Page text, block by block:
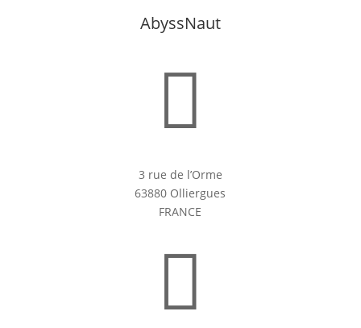
AbyssNaut

3 rue de l’Orme
63880 Olliergues
FRANCE
